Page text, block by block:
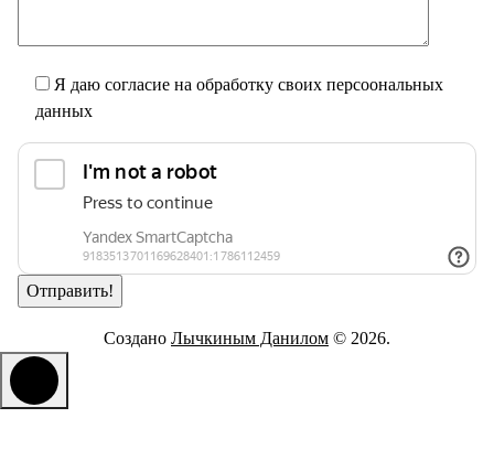
Я даю согласие на обработку своих персоональных
данных
Создано Лычкиным Данилом © 2026.